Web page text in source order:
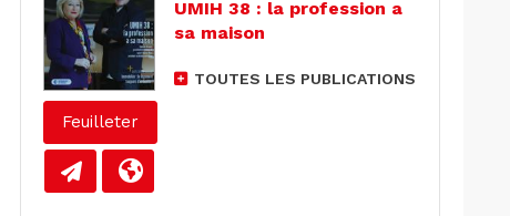
Feuilleter
UMIH 38 : la profession a
sa maison
TOUTES LES PUBLICATIONS